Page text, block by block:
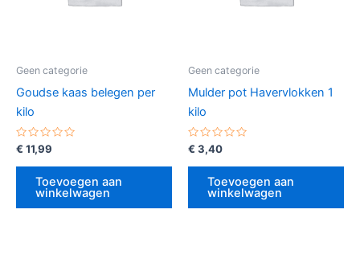
Geen categorie
Goudse kaas belegen per
kilo
Gewaardeerd
0
uit
€ 11,99
Toevoegen aan
winkelwagen
Geen categorie
Mulder pot Havervlokken 1
kilo
Gewaardeerd
0
uit
€ 3,40
Toevoegen aan
winkelwagen